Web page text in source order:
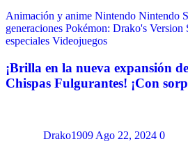
Animación y anime Nintendo Nintendo
generaciones Pokémon: Drako's Version
especiales Videojuegos
¡Brilla en la nueva expansión
Chispas Fulgurantes! ¡Con
Drako1909 Ago 22, 2024 0